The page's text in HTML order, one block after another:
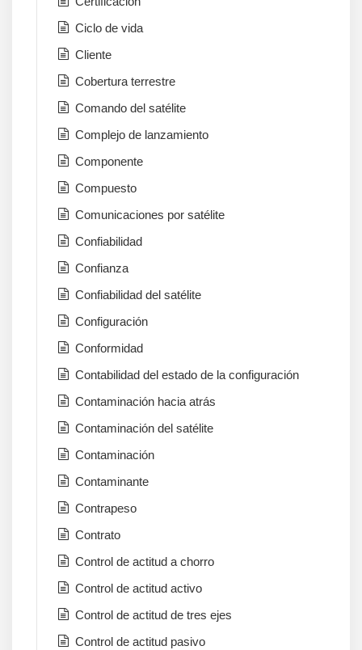
Ciclo de vida
Cliente
Cobertura terrestre
Comando del satélite
Complejo de lanzamiento
Componente
Compuesto
Comunicaciones por satélite
Confiabilidad
Confianza
Confiabilidad del satélite
Configuración
Conformidad
Contabilidad del estado de la configuración
Contaminación hacia atrás
Contaminación del satélite
Contaminación
Contaminante
Contrapeso
Contrato
Control de actitud a chorro
Control de actitud activo
Control de actitud de tres ejes
Control de actitud pasivo